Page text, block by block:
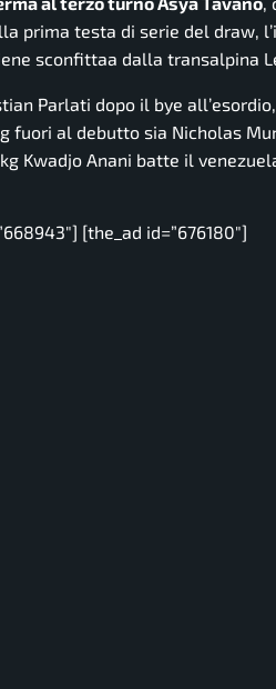
prima testa di serie del draw,
sconfittaa dalla transalpina
Parlati dopo il bye
fuori al debutto sia Nicholas
Kwadjo Anani batte il
[the_ad id=”676180″]